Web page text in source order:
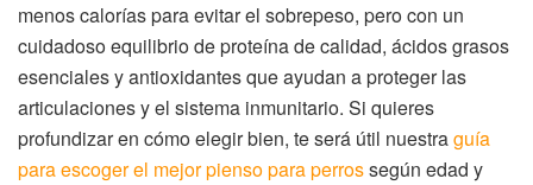
menos calorías para evitar el sobrepeso, pero con un
cuidadoso equilibrio de proteína de calidad, ácidos grasos
esenciales y antioxidantes que ayudan a proteger las
articulaciones y el sistema inmunitario. Si quieres
profundizar en cómo elegir bien, te será útil nuestraguía
para escoger el mejor pienso para perrossegún edad y